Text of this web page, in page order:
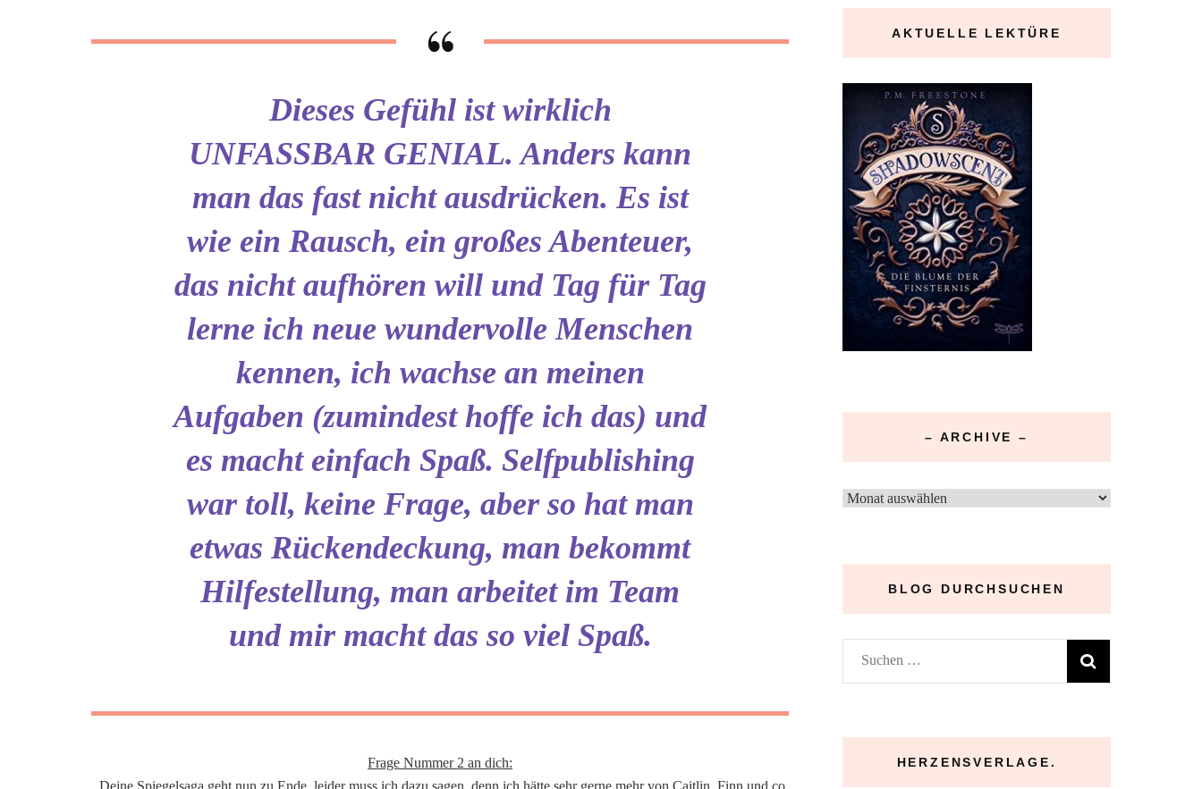
Dieses Gefühl ist wirklich
UNFASSBAR GENIAL. Anders kann
man das fast nicht ausdrücken. Es ist
wie ein Rausch, ein großes Abenteuer,
das nicht aufhören will und Tag für Tag
lerne ich neue wundervolle Menschen
kennen, ich wachse an meinen
Aufgaben (zumindest hoffe ich das) und
es macht einfach Spaß. Selfpublishing
war toll, keine Frage, aber so hat man
etwas Rückendeckung, man bekommt
Hilfestellung, man arbeitet im Team
und mir macht das so viel Spaß.
Frage Nummer 2 an dich:
Deine Spiegelsaga geht nun zu Ende, leider muss ich dazu sagen, denn ich hätte sehr gerne mehr von Caitlin, Finn und co
AKTUELLE LEKTÜRE
– ARCHIVE –
–
BLOG DURCHSUCHEN
Suchen
nach:
HERZENSVERLAGE.